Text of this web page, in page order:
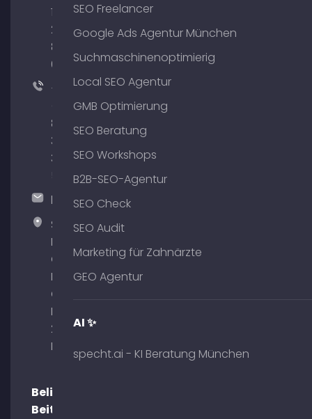
176
204
801
64
+49
89
380
375
hallo@timospecht.de
Specht
Marketing
GmbH –
Palais am
Obelisk
Briennerstr.
29 80333
München
Beliebte
Beiträge
SEO Freelancer
Google Ads Agentur München
Suchmaschinenoptimierig
Local SEO Agentur
GMB Optimierung
SEO Beratung
SEO Workshops
B2B-SEO-Agentur
SEO Check
SEO Audit
Marketing für Zahnärzte
GEO Agentur
AI ✨
specht.ai - KI Beratung München